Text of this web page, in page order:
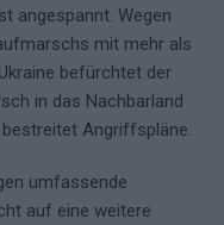
angespannt. Wegen
mit mehr als
befürchtet der
in das Nachbarland
Angriffspläne.
umfassende
auf eine weitere